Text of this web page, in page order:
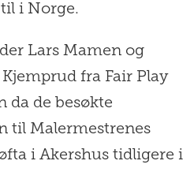
i Norge.
Lars Mamen og
fra Fair Play
da de besøkte
til Malermestrenes
i Akershus tidligere i